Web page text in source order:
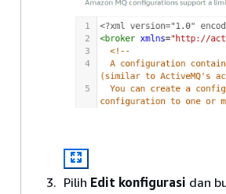
Pilih Edit konfigurasi dan